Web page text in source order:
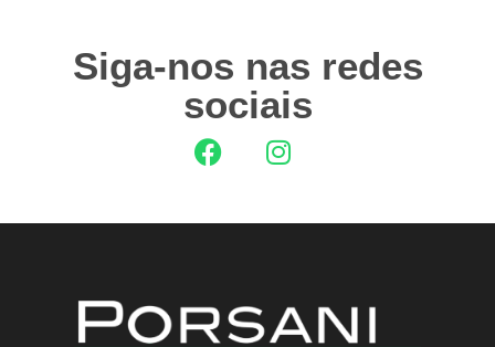
Siga-nos nas redes
sociais